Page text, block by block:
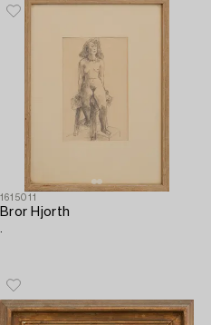
1615011
Bror Hjorth